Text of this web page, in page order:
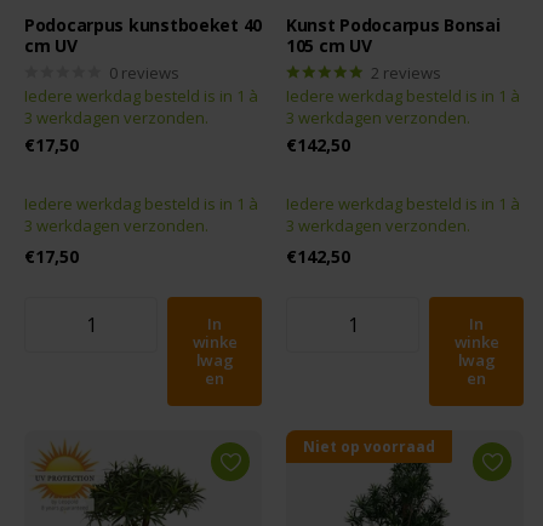
Podocarpus kunstboeket 40
cm UV
0 reviews
Iedere werkdag besteld is in 1 à
3 werkdagen verzonden.
€17,50
Iedere werkdag besteld is in 1 à
3 werkdagen verzonden.
€17,50
In
winke
lwag
en
Kunst Podocarpus Bonsai
105 cm UV
2 reviews
Iedere werkdag besteld is in 1 à
3 werkdagen verzonden.
€142,50
Iedere werkdag besteld is in 1 à
3 werkdagen verzonden.
€142,50
In
winke
lwag
en
Niet op voorraad